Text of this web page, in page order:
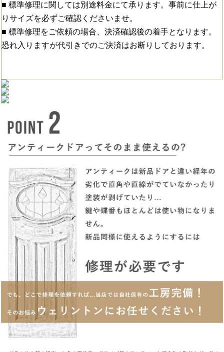
■ 標準修理に関しては別途料金にて承ります。事前に仕上が
りサイズを必ずご確認くださいませ。
■ 標準修理をご依頼の場合、決済確認後の着手となります。
恐れ入りますが代引きでのご決済はお断りしております。